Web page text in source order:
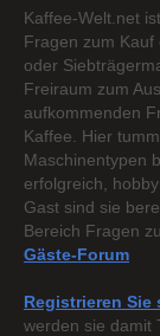
Kaffee-Welt.net
Fragen zum
oder
Freiraum zum
aufkommenden
Kaffee. Hier
Maschinentypen
erfolgreich,
Gast sind sie
Bereich Fragen
Gäste-Forum
Registrieren Sie
werden sie damit